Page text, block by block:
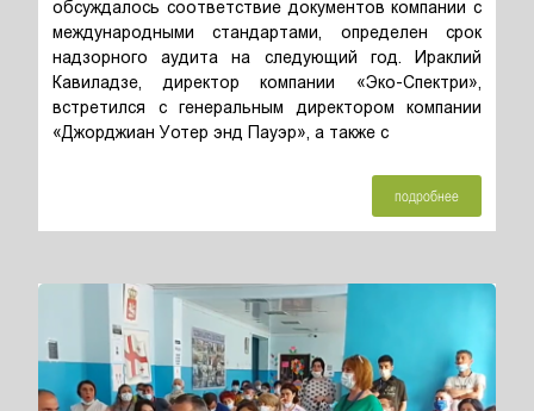
обсуждалось соответствие документов компании с
международными стандартами, определен срок
надзорного аудита на следующий год. Ираклий
Кавиладзе, директор компании «Эко-Спектри»,
встретился с генеральным директором компании
«Джорджиан Уотер энд Пауэр», а также с
подробнее